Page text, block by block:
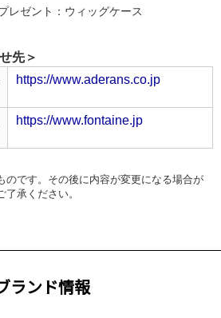
レゼント：ウィッグケース
先＞
https://www.aderans.co.jp
https://www.fontaine.jp
です。その後に内容が変更になる場合が
承ください。
ランド情報